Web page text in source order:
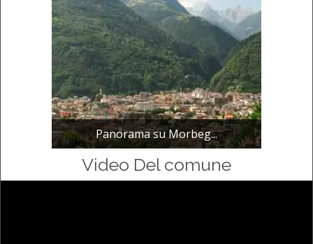
Panorama su Morbeg...
Video Del comune